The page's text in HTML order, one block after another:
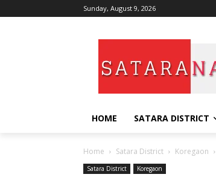
Sunday, August 9, 2026
HOME SATARA DISTRICT
Home Satara District Koregaon
Satara District Koregaon